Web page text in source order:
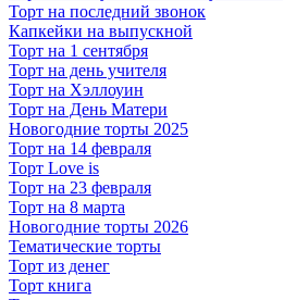
Торт на последний звонок
Капкейки на выпускной
Торт на 1 сентября
Торт на день учителя
Торт на Хэллоуин
Торт на День Матери
Новогодние торты 2025
Торт на 14 февраля
Торт Love is
Торт на 23 февраля
Торт на 8 марта
Новогодние торты 2026
Тематические торты
Торт из денег
Торт книга